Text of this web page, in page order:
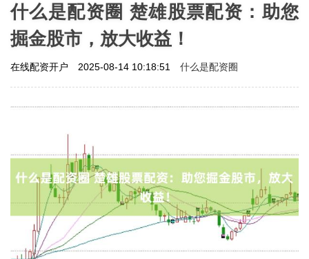
什么是配资圈 楚雄股票配资：助您
掘金股市，放大收益！
在线配资开户 2025-08-14 10:18:51 什么是配资圈